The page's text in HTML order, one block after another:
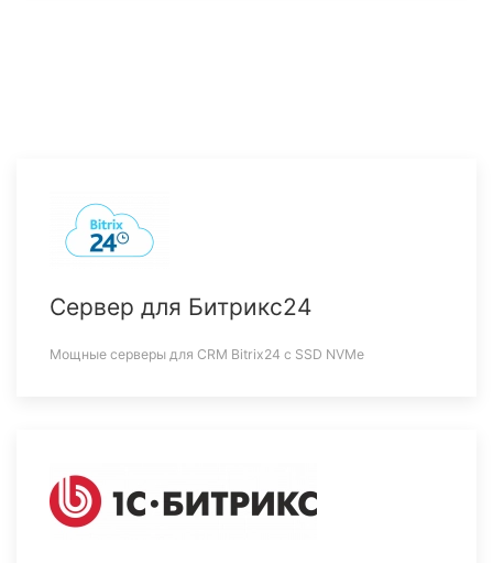
Сервер для Битрикс24
Мощные серверы для CRM Bitrix24 c SSD NVMe